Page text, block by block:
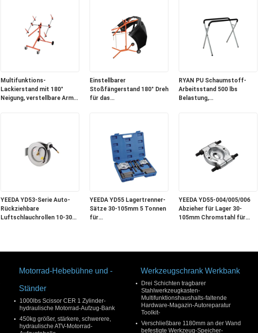
Multifunktions-
Lackierstand mit 180°
Neigung, verstellbare Arme
Einstellbarer
Stoßfängerstand 180° Dreh
für das
RYAN PU Schaumstoff-
Arbeitsstand 500 lbs
Belastung,
YEEDA YD53-Serie Auto-
Rückziehbare
Luftschlauchrollen 10-30m
YEEDA YD55 Lagertrenner-
Sätze 30-105mm 5 Tonnen
für
YEEDA YD55-004/005/006
Abzieher für Lager 30-
105mm Chromstahl für
Motorrad-Hebebühne und -
Ständer
1000lbs Scissor CER 1 Zylinder-
hydraulische Motorrad-Aufzug-Bank
450kg größer, stärkere, schwerere,
hydraulische ATV-Motorrad-
Werkzeugschrank Werkbank
Drei Schichten tragbarer
Stahlwerkzeugkasten-
Multifunktionshaushalts-faltende
Hardware-Magazin-Autoreparatur
Toolkit-
Verschließbare 1180mm an der Wand
befestigte Werkzeug-Speicher-